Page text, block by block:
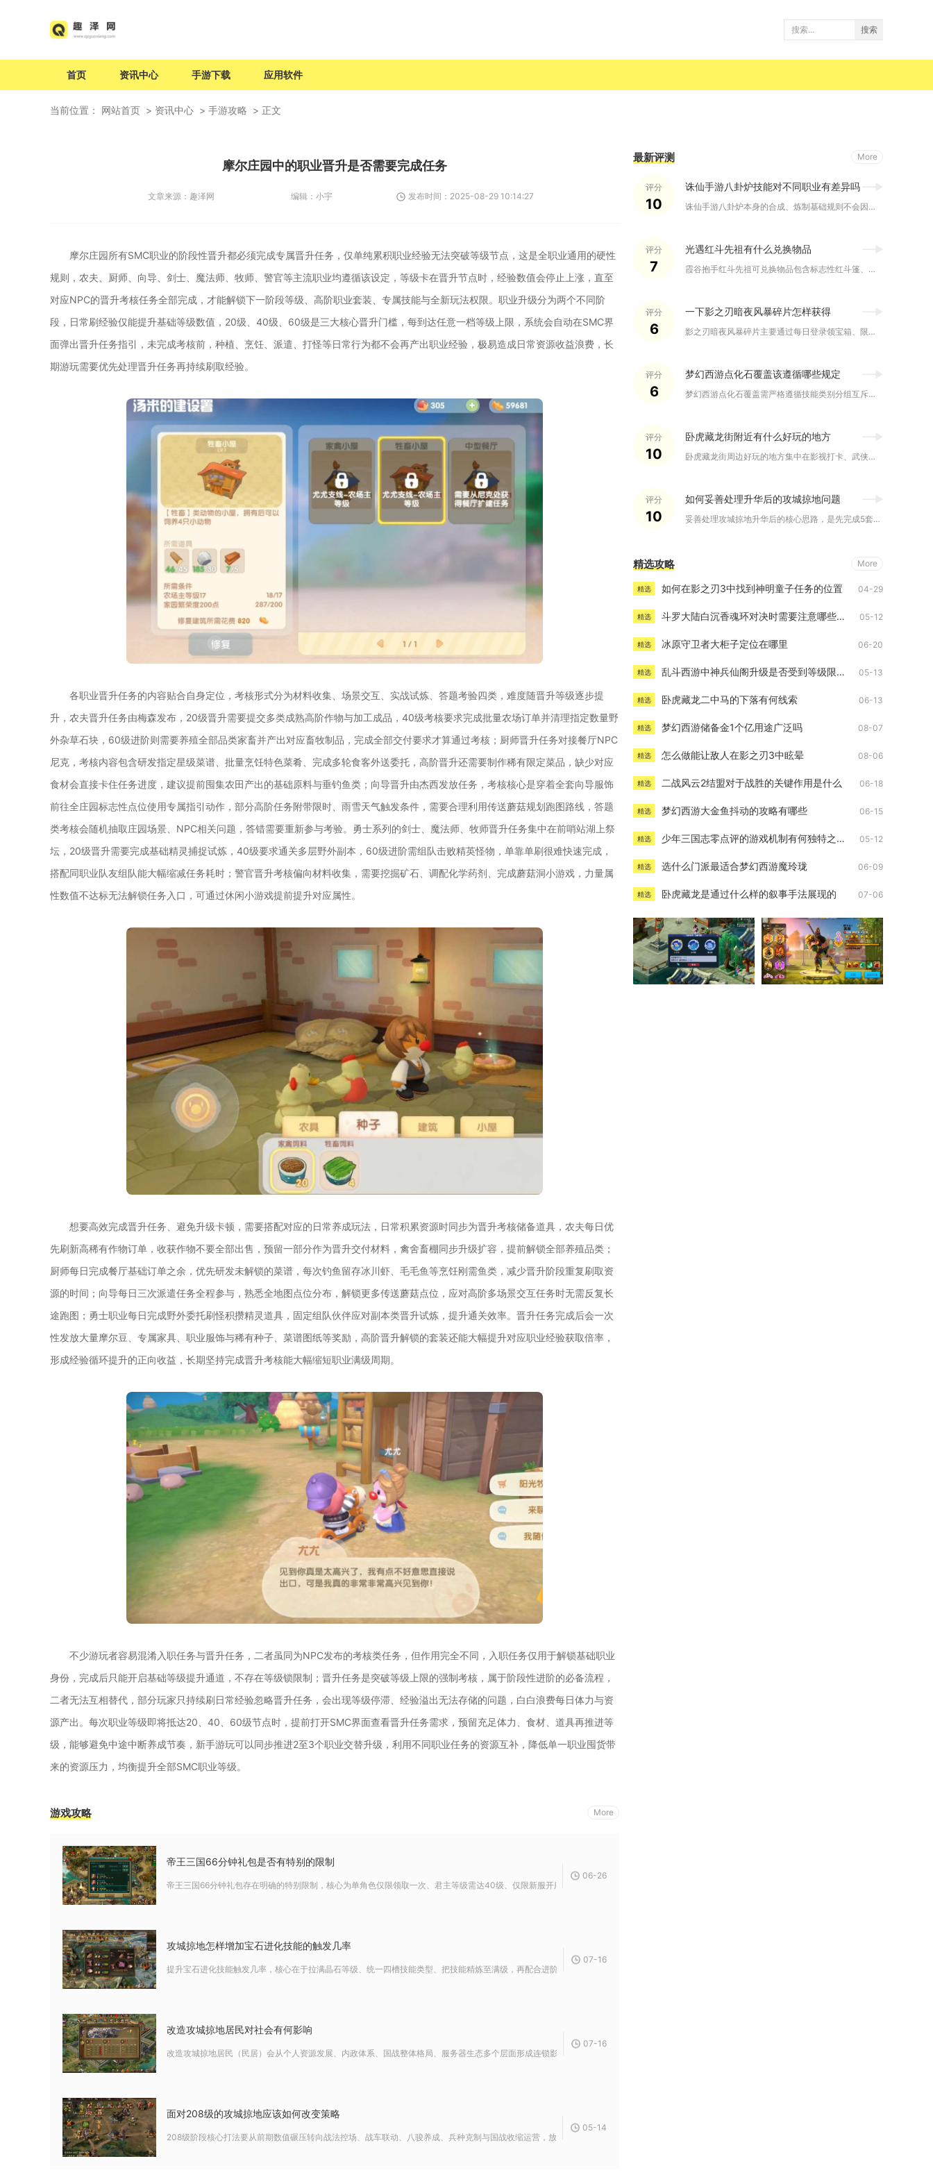
搜索
首页 资讯中心 手游下载 应用软件
当前位置： 网站首页 资讯中心 手游攻略 正文
摩尔庄园中的职业晋升是否需要完成任务
文章来源： 趣泽网 编辑： 小宇 发布时间： 2025-08-29 10:14:27
摩尔庄园所有SMC职业的阶段性晋升都必须完成专属晋升任务，仅单纯累积职业经验无法突破等级节点，这是全职业通用的硬性
规则，农夫、厨师、向导、剑士、魔法师、牧师、警官等主流职业均遵循该设定，等级卡在晋升节点时，经验数值会停止上涨，直至
对应NPC的晋升考核任务全部完成，才能解锁下一阶段等级、高阶职业套装、专属技能与全新玩法权限。职业升级分为两个不同阶
段，日常刷经验仅能提升基础等级数值，20级、40级、60级是三大核心晋升门槛，每到达任意一档等级上限，系统会自动在SMC界
面弹出晋升任务指引，未完成考核前，种植、烹饪、派遣、打怪等日常行为都不会再产出职业经验，极易造成日常资源收益浪费，长
期游玩需要优先处理晋升任务再持续刷取经验。
各职业晋升任务的内容贴合自身定位，考核形式分为材料收集、场景交互、实战试炼、答题考验四类，难度随晋升等级逐步提
升，农夫晋升任务由梅森发布，20级晋升需要提交多类成熟高阶作物与加工成品，40级考核要求完成批量农场订单并清理指定数量野
外杂草石块，60级进阶则需要养殖全部品类家畜并产出对应畜牧制品，完成全部交付要求才算通过考核；厨师晋升任务对接餐厅NPC
尼克，考核内容包含研发指定星级菜谱、批量烹饪特色菜肴、完成多轮食客外送委托，高阶晋升还需要制作稀有限定菜品，缺少对应
食材会直接卡住任务进度，建议提前囤集农田产出的基础原料与垂钓鱼类；向导晋升由杰西发放任务，考核核心是穿着全套向导服饰
前往全庄园标志性点位使用专属指引动作，部分高阶任务附带限时、雨雪天气触发条件，需要合理利用传送蘑菇规划跑图路线，答题
类考核会随机抽取庄园场景、NPC相关问题，答错需要重新参与考验。勇士系列的剑士、魔法师、牧师晋升任务集中在前哨站湖上祭
坛，20级晋升需要完成基础精灵捕捉试炼，40级要求通关多层野外副本，60级进阶需组队击败精英怪物，单靠单刷很难快速完成，
搭配同职业队友组队能大幅缩减任务耗时；警官晋升考核偏向材料收集，需要挖掘矿石、调配化学药剂、完成蘑菇洞小游戏，力量属
性数值不达标无法解锁任务入口，可通过休闲小游戏提前提升对应属性。
想要高效完成晋升任务、避免升级卡顿，需要搭配对应的日常养成玩法，日常积累资源时同步为晋升考核储备道具，农夫每日优
先刷新高稀有作物订单，收获作物不要全部出售，预留一部分作为晋升交付材料，禽舍畜棚同步升级扩容，提前解锁全部养殖品类；
厨师每日完成餐厅基础订单之余，优先研发未解锁的菜谱，每次钓鱼留存冰川虾、毛毛鱼等烹饪刚需鱼类，减少晋升阶段重复刷取资
源的时间；向导每日三次派遣任务全程参与，熟悉全地图点位分布，解锁更多传送蘑菇点位，应对高阶多场景交互任务时无需反复长
途跑图；勇士职业每日完成野外委托刷怪积攒精灵道具，固定组队伙伴应对副本类晋升试炼，提升通关效率。晋升任务完成后会一次
性发放大量摩尔豆、专属家具、职业服饰与稀有种子、菜谱图纸等奖励，高阶晋升解锁的套装还能大幅提升对应职业经验获取倍率，
形成经验循环提升的正向收益，长期坚持完成晋升考核能大幅缩短职业满级周期。
不少游玩者容易混淆入职任务与晋升任务，二者虽同为NPC发布的考核类任务，但作用完全不同，入职任务仅用于解锁基础职业
身份，完成后只能开启基础等级提升通道，不存在等级锁限制；晋升任务是突破等级上限的强制考核，属于阶段性进阶的必备流程，
二者无法互相替代，部分玩家只持续刷日常经验忽略晋升任务，会出现等级停滞、经验溢出无法存储的问题，白白浪费每日体力与资
源产出。每次职业等级即将抵达20、40、60级节点时，提前打开SMC界面查看晋升任务需求，预留充足体力、食材、道具再推进等
级，能够避免中途中断养成节奏，新手游玩可以同步推进2至3个职业交替升级，利用不同职业任务的资源互补，降低单一职业囤货带
来的资源压力，均衡提升全部SMC职业等级。
游戏攻略 More
帝王三国66分钟礼包是否有特别的限制
帝王三国66分钟礼包存在明确的特别限制，核心为单角色仅限领取一次、君主等级需达40级、仅限新服开服活动期间参与，且奖励无...
06-26
攻城掠地怎样增加宝石进化技能的触发几率
提升宝石进化技能触发几率，核心在于拉满晶石等级、统一四槽技能类型、把技能精炼至满级，再配合进阶养成与场景搭配，就能稳步拉...
07-16
改造攻城掠地居民对社会有何影响
改造攻城掠地居民（民居）会从个人资源发展、内政体系、国战整体格局、服务器生态多个层面形成连锁影响，既是个人发展的基础基建...
07-16
面对208级的攻城掠地应该如何改变策略
208级阶段核心打法要从前期数值碾压转向战法控场、战车联动、八骏养成、兵种克制与国战收缩运营，放弃平铺直叙武将爆发，以攻...
05-14
最新评测 More
评分
10
诛仙手游八卦炉技能对不同职业有差异吗
诛仙手游八卦炉本身的合成、炼制基础规则不会因职业产生硬性数值...
评分
7
光遇红斗先祖有什么兑换物品
霞谷抱手红斗先祖可兑换物品包含标志性红斗篷、尖顶红绒帽、四级...
评分
6
一下影之刃暗夜风暴碎片怎样获得
影之刃暗夜风暴碎片主要通过每日登录领宝箱、限时活动、副本掉落...
评分
6
梦幻西游点化石覆盖该遵循哪些规定
梦幻西游点化石覆盖需严格遵循技能类别分组互斥、高低级技能不互...
评分
10
卧虎藏龙街附近有什么好玩的地方
卧虎藏龙街周边好玩的地方集中在影视打卡、武侠秘境、江湖任务与...
评分
10
如何妥善处理升华后的攻城掠地问题
妥善处理攻城掠地升华后的核心思路，是先完成5套极装开光、关闭...
精选攻略 More
精选 如何在影之刃3中找到神明童子任务的位置 04-29
精选 斗罗大陆白沉香魂环对决时需要注意哪些方面 05-12
精选 冰原守卫者大柜子定位在哪里 06-20
精选 乱斗西游中神兵仙阁升级是否受到等级限制 05-13
精选 卧虎藏龙二中马的下落有何线索 06-13
精选 梦幻西游储备金1个亿用途广泛吗 08-07
精选 怎么做能让敌人在影之刃3中眩晕 08-06
精选 二战风云2结盟对于战胜的关键作用是什么 06-18
精选 梦幻西游大金鱼抖动的攻略有哪些 06-15
精选 少年三国志零点评的游戏机制有何独特之处 05-12
精选 选什么门派最适合梦幻西游魔玲珑 06-09
精选 卧虎藏龙是通过什么样的叙事手法展现的 07-06